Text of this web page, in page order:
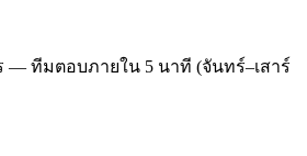
— ทีมตอบภายใน 5 นาที (จันทร์–เสาร์